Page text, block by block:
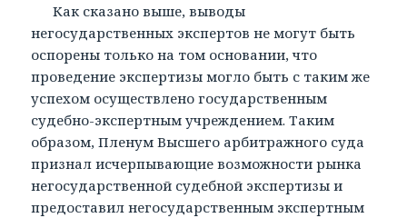
Как сказано выше, выводы
негосударственных экспертов не могут быть
оспорены только на том основании, что
проведение экспертизы могло быть с таким же
успехом осуществлено государственным
судебно-экспертным учреждением. Таким
образом, Пленум Высшего арбитражного суда
признал исчерпывающие возможности рынка
негосударственной судебной экспертизы и
предоставил негосударственным экспертным